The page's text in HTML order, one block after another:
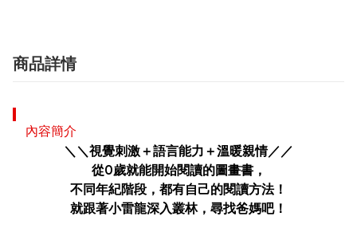
商品詳情
內容簡介
＼＼視覺刺激＋語言能力＋溫暖親情／／
從0歲就能開始閱讀的圖畫書，
不同年紀階段，都有自己的閱讀方法！
就跟著小雷龍深入叢林，尋找爸媽吧！